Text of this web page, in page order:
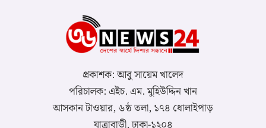
প্রকাশক: আবু সায়েম খালেদ
পরিচালক: এইচ. এম. মুহিউদ্দিন খান
আসকান টাওয়ার, ৬ষ্ঠ তলা, ১৭৪ ধোলাইপাড়